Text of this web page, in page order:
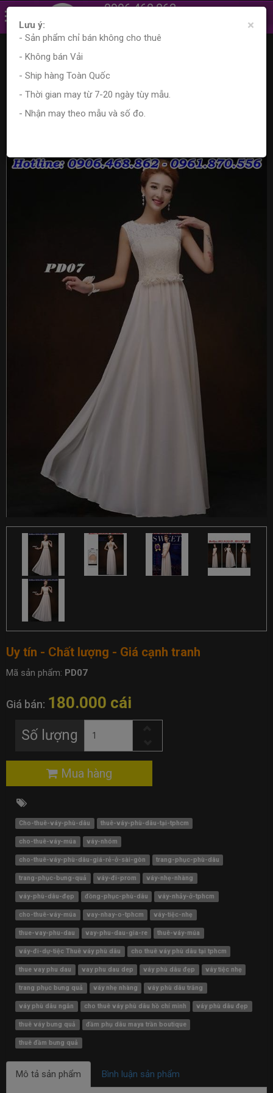
0906.468.862
Trang chủ Sản phẩm
Cho Thuê Váy Phù Dâu
Váy phù dâu dáng dài
trang phục bưng quả, váy đi prom, váy phù dâu đẹp, PD07
trang phục bưng quả, váy đi prom,
Uy tín - Chất lượng - Giá cạnh tranh
Mã sản phẩm: PD07
Giá bán: 180.000 cái
Số lượng
Mua hàng
Cho-thuê-váy-phù-dâu thuê-váy-phù-dâu-tại-tphcm
cho-thuê-váy-múa váy-nhóm
cho-thuê-váy-phù-dâu-giá-rẻ-ở-sài-gòn trang-phục-phù-dâu
trang-phục-bưng-quả váy-đi-prom váy-nhẹ-nhàng
váy-phù-dâu-đẹp đồng-phục-phù-dâu váy-nhảy-ở-tphcm
cho-thuê-váy-múa vay-nhay-o-tphcm váy-tiệc-nhẹ
thue-vay-phu-dau vay-phu-dau-gia-re thuê-váy-múa
váy-đi-dự-tiệc Thuê váy phù dâu cho thuê váy phù dâu tại tphcm
thue vay phu dau vay phu dau dep váy phù dâu đẹp váy tiệc nhẹ
trang phục bưng quả váy nhẹ nhàng váy phù dâu trắng
váy phù dâu ngắn cho thuê váy phù dâu hồ chí minh váy phù dâu đẹp
thuê váy bưng quả đầm phụ dâu maya trần boutique
thuê đầm bưng quả
Mô tả sản phẩm Bình luận sản phẩm
×
Lưu ý:
- Sản phẩm chỉ bán không cho thuê
- Không bán Vải
- Ship hàng Toàn Quốc
- Thời gian may từ 7-20 ngày tùy mẫu.
- Nhận may theo mẫu và số đo.